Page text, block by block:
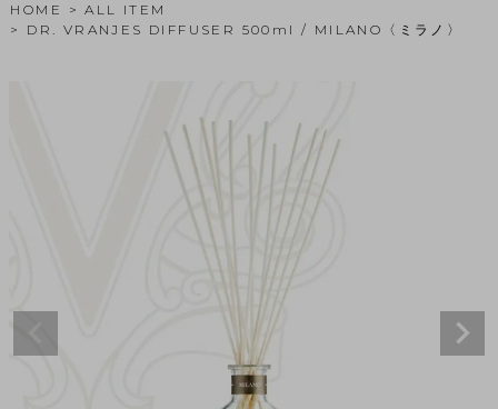
HOME
ALL ITEM
DR. VRANJES DIFFUSER 500ml / MILANO〈ミラノ〉